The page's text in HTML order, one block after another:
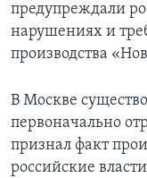
предупреждали
нарушениях и
производства
В Москве
первоначально
признал факт
российские